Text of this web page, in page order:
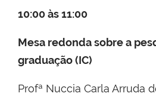
10:00 às 11:00
Mesa redonda sobre a
graduação (IC)
Profª Nuccia Carla Arruda